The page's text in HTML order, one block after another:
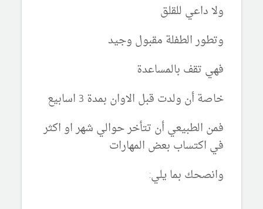
ولا داعي للقلق
وتطور الطفلة مقبول وجيد
فهي تقف بالمساعدة
خاصة أن ولدت قبل الاوان بمدة 3 اسابيع
فمن الطبيعي أن تتأخر حوالي شهر او اكثر
في اكتساب بعض المهارات
وانصحك بما يلي: